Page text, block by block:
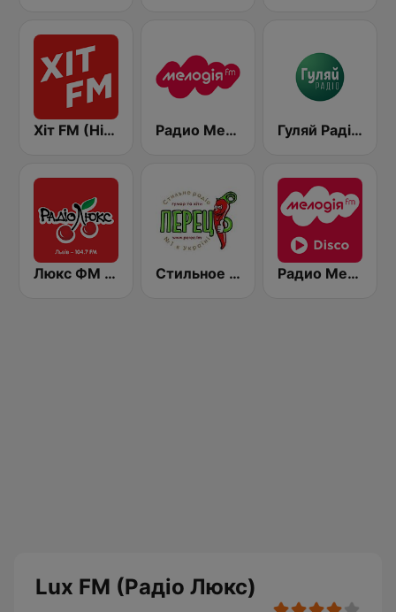
Хіт FM (Hit FM) - Ukr Радио Мелодия (Radio Melodia) Гуляй Радіо (Guliay Radio)
Люкс ФМ (Lux FM) Львів Стильное Радио - Перец ФМ (Stilnoe, perec fm) Радио Мелодия (Radio Melodia Disco)
Lux FM (Pадіо Люкс)